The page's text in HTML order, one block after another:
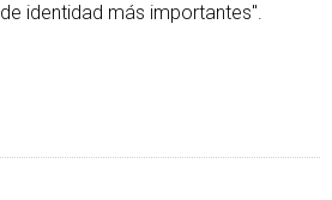
identidad más importantes".